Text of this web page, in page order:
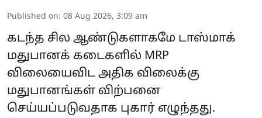
Published on: 08 Aug 2026, 3:09 am
கடந்த சில ஆண்டுகளாகமே டாஸ்மாக்
மதுபானக் கடைகளில் MRP
விலையைவிட அதிக விலைக்கு
மதுபானங்கள் விற்பனை
செய்யப்படுவதாக புகார் எழுந்தது.